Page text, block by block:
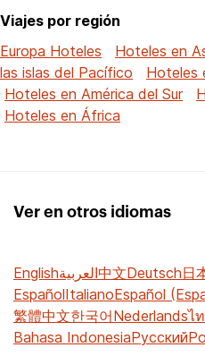
Viajes por región
Europa Hoteles
Hoteles en
las islas del Pacífico
Hoteles
Hoteles en América del Sur
Hoteles en África
Ver en otros idiomas
Englishالعربية中文Deutsch日
EspañolItalianoEspañol
繁體中文한국어Nederlandsไ
Bahasa IndonesiaРусский